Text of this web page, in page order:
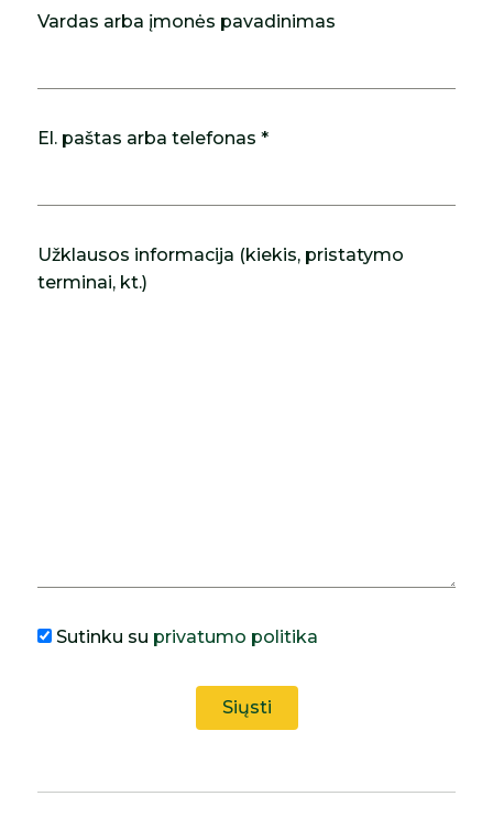
Vardas arba įmonės pavadinimas
El. paštas arba telefonas *
Užklausos informacija (kiekis, pristatymo
terminai, kt.)
Sutinku su privatumo politika